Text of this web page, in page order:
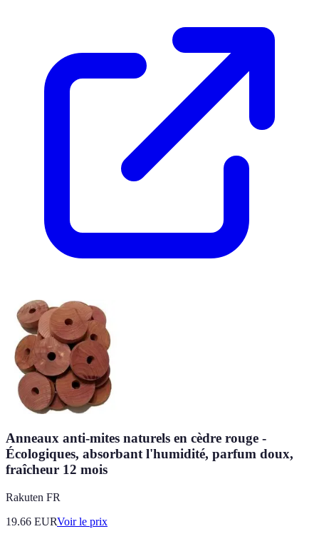
Anneaux anti-mites naturels en cèdre rouge -
Écologiques, absorbant l'humidité, parfum doux,
fraîcheur 12 mois
Rakuten FR
19.66 EURVoir le prix